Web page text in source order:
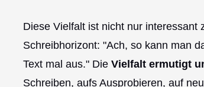
Diese Vielfalt ist nicht nur interessant
Schreibhorizont: "Ach, so kann man
Text mal aus." Die Vielfalt ermutigt
Schreiben, aufs Ausprobieren, auf